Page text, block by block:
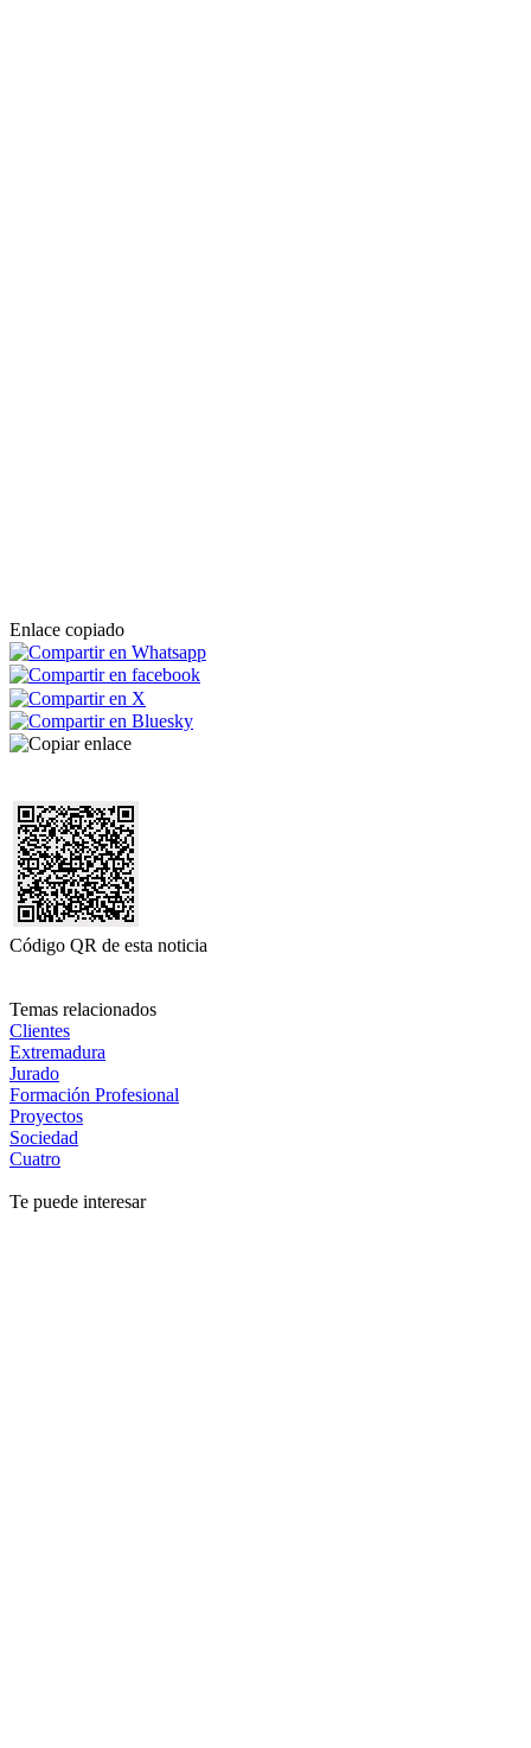
Enlace copiado
Código QR de esta noticia
Temas relacionados
Clientes
Extremadura
Jurado
Formación Profesional
Proyectos
Sociedad
Cuatro
Te puede interesar